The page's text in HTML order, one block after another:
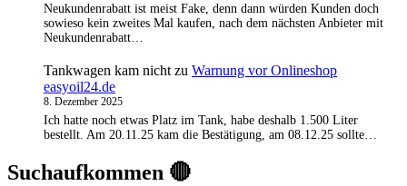
Neukundenrabatt ist meist Fake, denn dann würden Kunden doch
sowieso kein zweites Mal kaufen, nach dem nächsten Anbieter mit
Neukundenrabatt…
Tankwagen kam nicht zu Warnung vor Onlineshop
easyoil24.de
8. Dezember 2025
Ich hatte noch etwas Platz im Tank, habe deshalb 1.500 Liter
bestellt. Am 20.11.25 kam die Bestätigung, am 08.12.25 sollte…
Suchaufkommen 🔴